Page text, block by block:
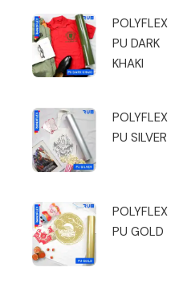
POLYFLEX
PU DARK
KHAKI
POLYFLEX
PU SILVER
POLYFLEX
PU GOLD